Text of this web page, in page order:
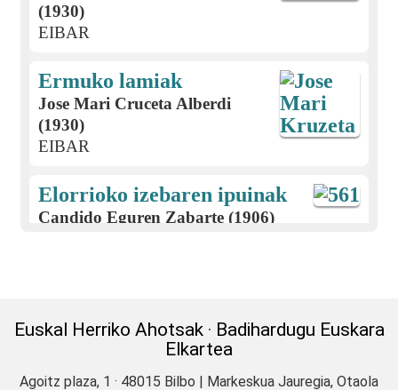
(1930)
EIBAR
Ermuko lamiak
Jose Mari Cruceta Alberdi
(1930)
EIBAR
Elorrioko izebaren ipuinak
Candido Eguren Zabarte (1906)
Regina Adot (1914)
ABAURREGAINA
Euskal Herriko Ahotsak· Badihardugu Euskara
Elkartea
Agoitz plaza, 1 · 48015 Bilbo | Markeskua Jauregia, Otaola